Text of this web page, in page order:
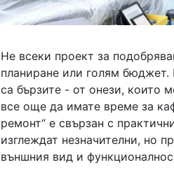
Не всеки проект за
планиране или голям бюджет.
са бързите - от онези, които
все още да имате време за
ремонт“ е свързан с
изглеждат незначителни, но
външния вид и